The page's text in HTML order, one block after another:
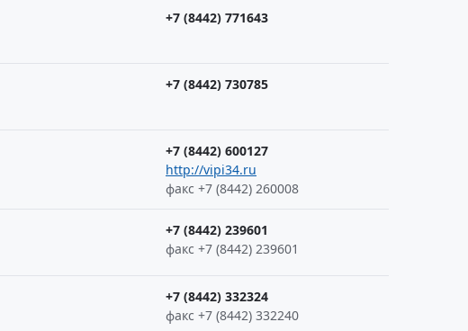
+7 (8442) 771643
+7 (8442) 730785
+7 (8442) 600127
http://vipi34.ru
факс +7 (8442) 260008
+7 (8442) 239601
факс +7 (8442) 239601
+7 (8442) 332324
факс +7 (8442) 332240